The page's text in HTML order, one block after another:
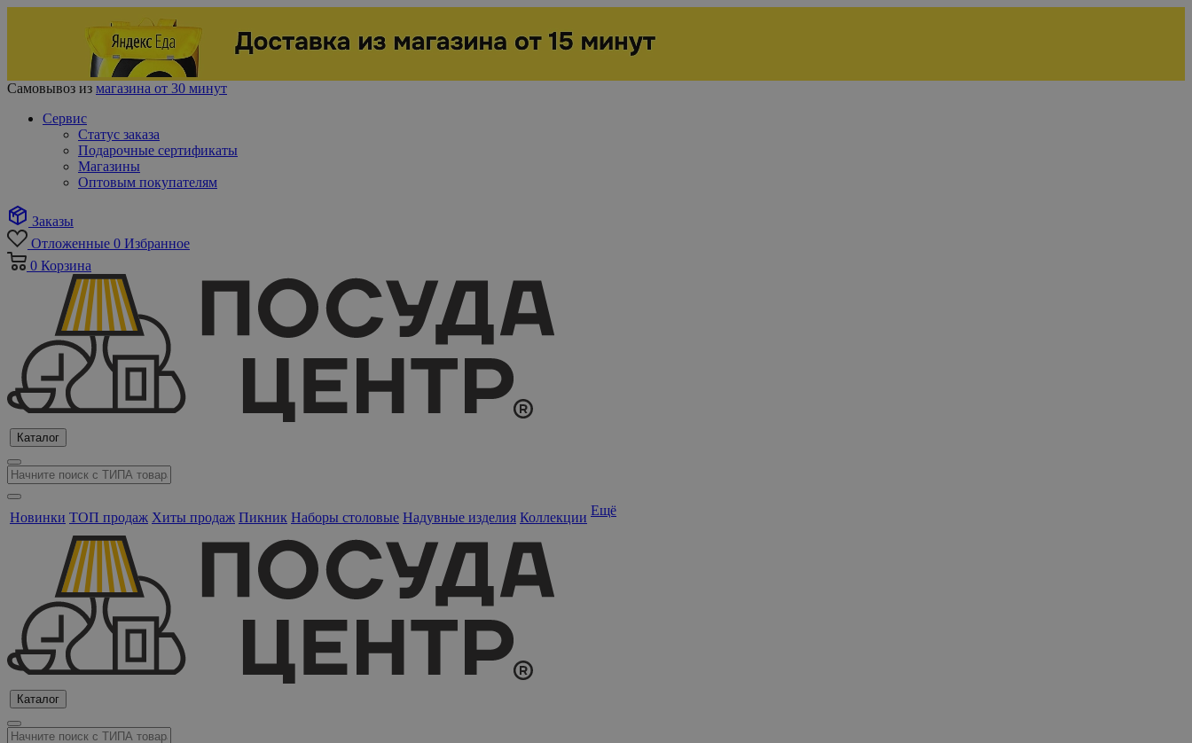
Самовывоз из магазина от 30 минут
Сервис
Статус заказа
Подарочные сертификаты
Магазины
Оптовым покупателям
Заказы
Отложенные 0 Избранное
0 Корзина
Каталог
Новинки ТОП продаж Хиты продаж Пикник Наборы столовые Надувные изделия Коллекции Ещё
Каталог